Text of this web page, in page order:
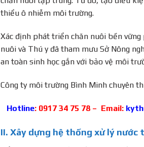
thiểu ô nhiễm môi trường.
Xác định phát triển chăn nuôi bền
nuôi và Thú y đã tham mưu Sở Nông
an toàn sinh học gắn với bảo vệ môi
Công ty môi trường Bình Minh chuyên
Hotline: 0917 34 75 78 – Email:
II. Xây dựng hệ thống xử lý nước